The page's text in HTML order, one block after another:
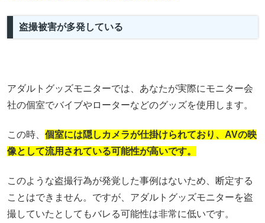
盗撮被害が多発している
アダルトグッズモニターでは、あなたが実際にモニター会
社の個室でバイブやローターなどのグッズを使用します。
この時、 個室には隠しカメラが仕掛けられており、AVの映
像として流用されている可能性が高いです。
このような盗撮行為が発覚した事例はないため、断定する
ことはできません。ですが、アダルトグッズモニターを盗
撮していたとしてもバレる可能性は非常に低いです。